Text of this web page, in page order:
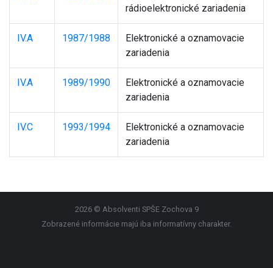
rádioelektronické zariadenia
IV.A 1987/1988
Elektronické a oznamovacie
zariadenia
IV.A 1989/1990
Elektronické a oznamovacie
zariadenia
IV.C 1993/1994
Elektronické a oznamovacie
zariadenia
2026 © Absolventi SPŠE Zochova 9
Zobrazené informácie majú iba informatívny charakter.